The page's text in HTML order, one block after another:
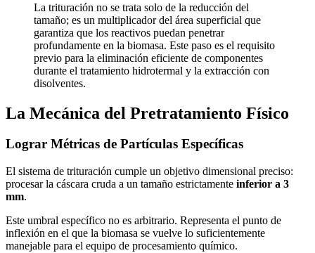
La trituración no se trata solo de la reducción del
tamaño; es un multiplicador del área superficial que
garantiza que los reactivos puedan penetrar
profundamente en la biomasa. Este paso es el requisito
previo para la eliminación eficiente de componentes
durante el tratamiento hidrotermal y la extracción con
disolventes.
La Mecánica del Pretratamiento Físico
Lograr Métricas de Partículas Específicas
El sistema de trituración cumple un objetivo dimensional preciso:
procesar la cáscara cruda a un tamaño estrictamente inferior a 3
mm.
Este umbral específico no es arbitrario. Representa el punto de
inflexión en el que la biomasa se vuelve lo suficientemente
manejable para el equipo de procesamiento químico.